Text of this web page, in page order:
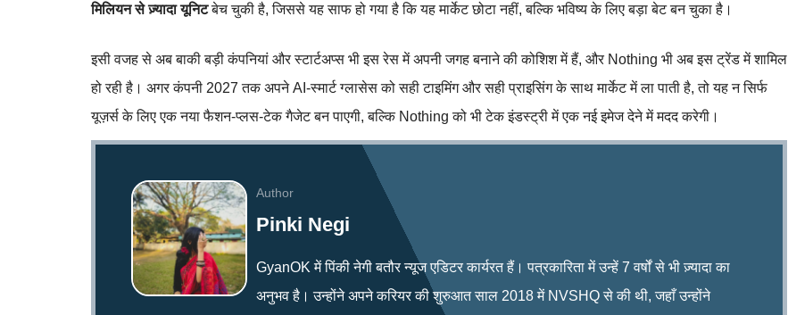
मिलियन से ज़्यादा यूनिटबेच चुकी है, जिससे यह साफ हो गया है कि यह मार्केट छोटा नहीं, बल्कि भविष्य के लिए बड़ा बेट बन चुका है।
इसी वजह से अब बाकी बड़ी कंपनियां और स्टार्टअप्स भी इस रेस में अपनी जगह बनाने की कोशिश में हैं, और Nothing भी अब इस ट्रेंड में शामिल
हो रही है। अगर कंपनी 2027 तक अपने AI‑स्मार्ट ग्लासेस को सही टाइमिंग और सही प्राइसिंग के साथ मार्केट में ला पाती है, तो यह न सिर्फ
यूज़र्स के लिए एक नया फैशन‑प्लस‑टेक गैजेट बन पाएगी, बल्कि Nothing को भी टेक इंडस्ट्री में एक नई इमेज देने में मदद करेगी।
Author
Pinki Negi
GyanOK में पिंकी नेगी बतौर न्यूज एडिटर कार्यरत हैं। पत्रकारिता में उन्हें 7 वर्षों से भी ज़्यादा का
अनुभव है। उन्होंने अपने करियर की शुरुआत साल 2018 में NVSHQ से की थी, जहाँ उन्होंने